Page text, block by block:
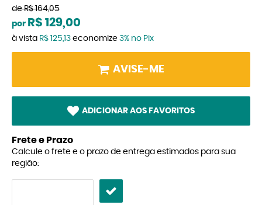
de R$ 164,05
por R$ 129,00
à vista R$ 125,13 economize 3% no Pix
AVISE-ME
ADICIONAR AOS FAVORITOS
Frete e Prazo
Calcule o frete e o prazo de entrega estimados para sua
região: